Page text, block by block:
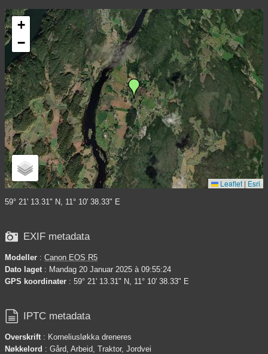
+
−
Leaflet | Esri
59° 21' 13.31" N, 11° 10' 38.33" E
 EXIF metadata
Modeller : Canon EOS R5
Dato laget : Mandag 20 Januar 2025 à 09:55:24
GPS koordinater : 59° 21' 13.31" N, 11° 10' 38.33" E
 IPTC metadata
Overskrift : Korneliusløkka dreneres
Nøkkelord : Gård, Arbeid, Traktor, Jordvei